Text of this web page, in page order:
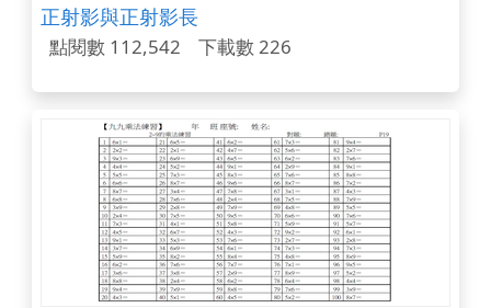
正射影與正射影長
點閱數 112,542 下載數 226